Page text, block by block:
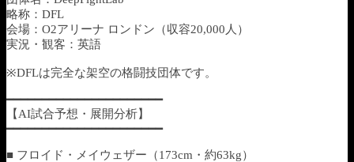
略称：DFL
会場：O2アリーナ ロンドン（収容20,000人）
実況・観客：英語
※DFLは完全な架空の格闘技団体です。
━━━━━━━━━━━━━━━━━━━━━━
【AI試合予想・展開分析】
━━━━━━━━━━━━━━━━━━━━━━
■ フロイド・メイウェザー（173cm・約63kg）